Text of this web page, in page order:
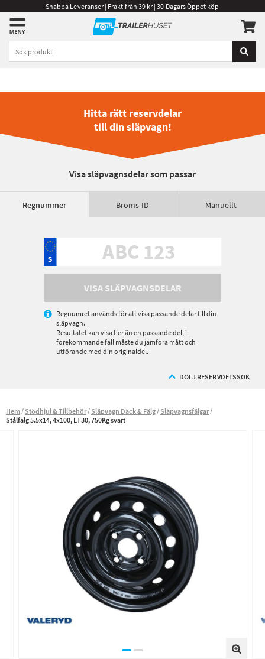
Snabba Leveranser | Frakt från 39 kr | 30 Dagars Öppet köp
Hitta rätt reservdelar
till din släpvagn!
Visa släpvagnsdelar som passar
Regnummer Broms-ID Manuellt
VISA SLÄPVAGNSDELAR
Regnumret används för att visa passande delar till din
släpvagn.
Resultatet kan visa fler än en passande del, i
förekommande fall måste du jämföra mått och
utförande med din originaldel.
DÖLJ RESERVDELSSÖK
Hem Stödhjul & Tillbehör Släpvagn Däck & Fälg Släpvagnsfälgar
Stålfälg 5.5x14, 4x100, ET30, 750Kg svart